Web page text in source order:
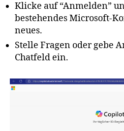
Klicke auf “Anmelden”
bestehendes Microsoft-
neues.
Stelle Fragen oder gebe
Chatfeld ein.